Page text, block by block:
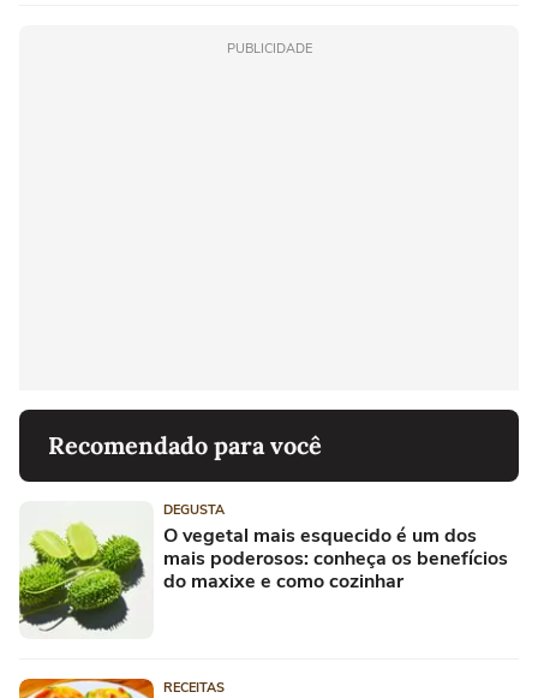
PUBLICIDADE
Recomendado para você
DEGUSTA
O vegetal mais esquecido é um dos
mais poderosos: conheça os benefícios
do maxixe e como cozinhar
RECEITAS